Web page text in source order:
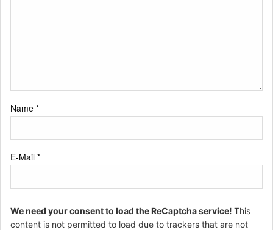
Name *
E-Mail *
We need your consent to load the ReCaptcha service! This
content is not permitted to load due to trackers that are not